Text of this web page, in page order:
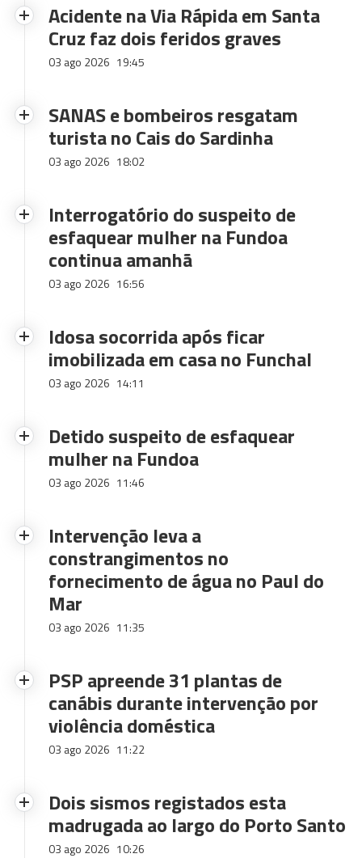
Acidente na Via Rápida em Santa
Cruz faz dois feridos graves
03 ago 2026 19:45
SANAS e bombeiros resgatam
turista no Cais do Sardinha
03 ago 2026 18:02
Interrogatório do suspeito de
esfaquear mulher na Fundoa
continua amanhã
03 ago 2026 16:56
Idosa socorrida após ficar
imobilizada em casa no Funchal
03 ago 2026 14:11
Detido suspeito de esfaquear
mulher na Fundoa
03 ago 2026 11:46
Intervenção leva a
constrangimentos no
fornecimento de água no Paul do
Mar
03 ago 2026 11:35
PSP apreende 31 plantas de
canábis durante intervenção por
violência doméstica
03 ago 2026 11:22
Dois sismos registados esta
madrugada ao largo do Porto Santo
03 ago 2026 10:26